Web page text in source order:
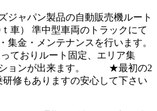
ジャパン製品の自動販売機ルート
車） 準中型車両のトラックにて
集金・メンテナンスを行います。
おりルート固定、エリア集
ションが出来ます。 ★最初の2
修もありますの安心して下さい